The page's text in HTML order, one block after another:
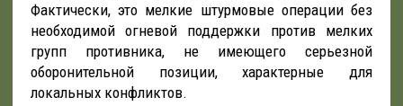
Фактически, это мелкие штурмовые операции без
необходимой огневой поддержки против мелких
групп противника, не имеющего серьезной
оборонительной позиции, характерные для
локальных конфликтов.